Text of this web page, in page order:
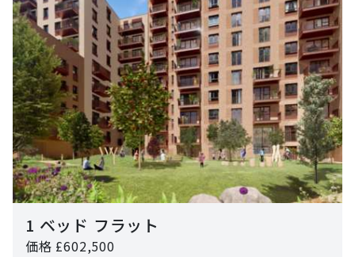
1 ベッド フラット
価格 £602,500